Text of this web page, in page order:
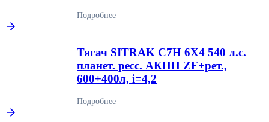
Подробнее
Тягач SITRAK C7H 6Х4 540 л.с.
планет. ресс. АКПП ZF+рет.,
600+400л, i=4,2
Подробнее